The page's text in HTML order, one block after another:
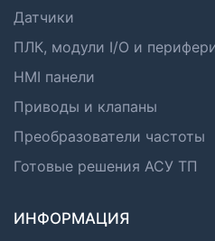
Датчики
ПЛК, модули I/O и
HMI панели
Приводы и клапаны
Преобразователи частоты
Готовые решения АСУ ТП
ИНФОРМАЦИЯ